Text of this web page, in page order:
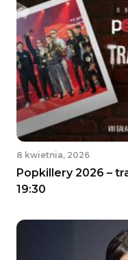
8 kwietnia, 2026
Popkillery 2026 –
19:30